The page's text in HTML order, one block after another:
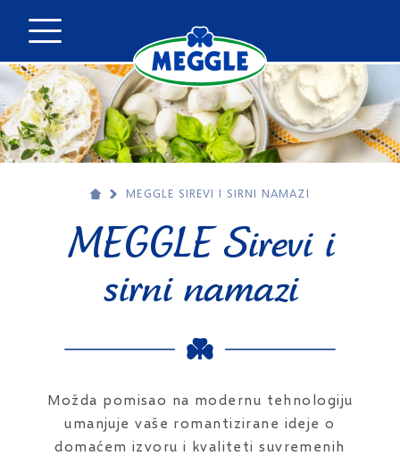
MEGGLE SIREVI I SIRNI NAMAZI
MEGGLE Sirevi i
sirni namazi
Možda pomisao na modernu tehnologiju
umanjuje vaše romantizirane ideje o
domaćem izvoru i kvaliteti suvremenih